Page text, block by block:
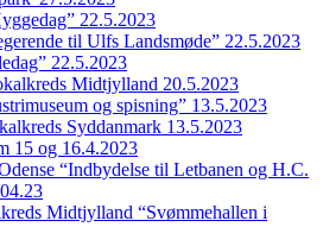
22.5.2023
til Ulfs Landsmøde” 22.5.2023
22.5.2023
Midtjylland 20.5.2023
og spisning” 13.5.2023
Syddanmark 13.5.2023
15 og 16.4.2023
“Indbydelse til Letbanen og H.C.
Midtjylland “Svømmehallen i